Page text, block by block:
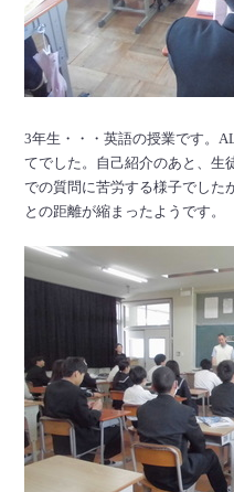
3年生・・・英語の授業です。
てでした。自己紹介のあと、生
での質問に苦労する様子でした
との距離が縮まったようです。